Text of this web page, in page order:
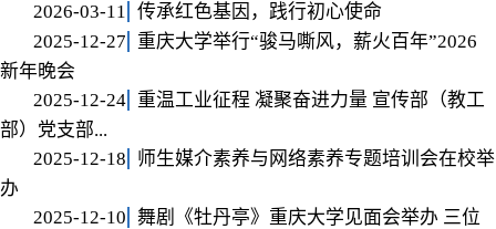
2026-03-11
传承红色基因，践行初心使命
2025-12-27
重庆大学举行“骏马嘶风，薪火百年”2026
新年晚会
2025-12-24 重温工业征程 凝聚奋进力量 宣传部（教工
部）党支部...
2025-12-18
师生媒介素养与网络素养专题培训会在校举
办
2025-12-10
舞剧《牡丹亭》重庆大学见面会举办 三位